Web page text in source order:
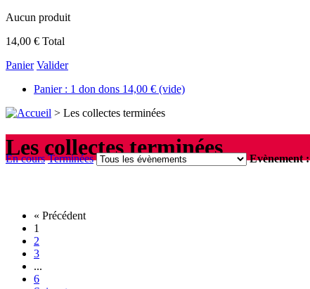
Aucun produit
14,00 € Total
Panier Valider
Panier : 1 don dons 14,00 € (vide)
> Les collectes terminées
En cours Terminées Evènement :
Les collectes terminées
« Précédent
1
2
3
...
6